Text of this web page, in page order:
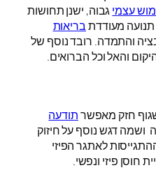
עצמיגבוה, ישנן תחושות
תנועה מעודדתבריאות
והתמדה. רובד נוסף של
והאל וכל הברואים.
חזק מאפשרתודעה
ושמה דגש נוסף על חיזוק
לאתגר הפיזי
חוסן פיזי ונפשי.